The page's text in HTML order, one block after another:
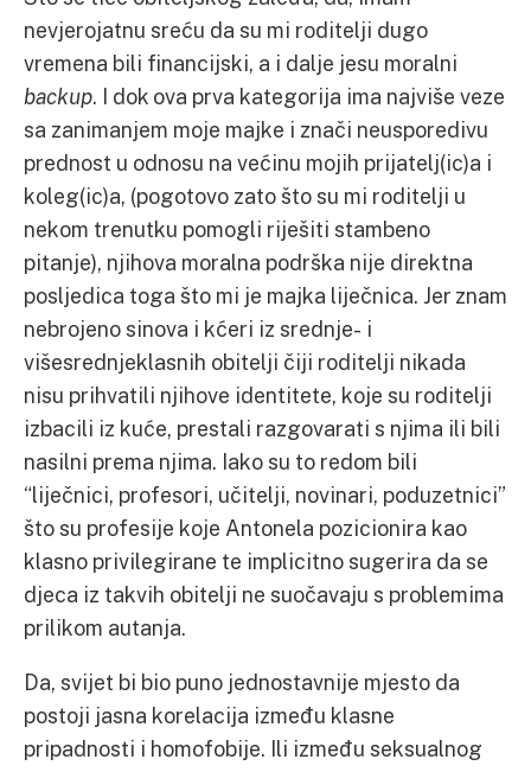
nevjerojatnu sreću da su mi roditelji dugo
vremena bili financijski, a i dalje jesu moralni
backup. I dok ova prva kategorija ima najviše veze
sa zanimanjem moje majke i znači neusporedivu
prednost u odnosu na većinu mojih prijatelj(ic)a i
koleg(ic)a, (pogotovo zato što su mi roditelji u
nekom trenutku pomogli riješiti stambeno
pitanje), njihova moralna podrška nije direktna
posljedica toga što mi je majka liječnica. Jer znam
nebrojeno sinova i kćeri iz srednje- i
višesrednjeklasnih obitelji čiji roditelji nikada
nisu prihvatili njihove identitete, koje su roditelji
izbacili iz kuće, prestali razgovarati s njima ili bili
nasilni prema njima. Iako su to redom bili
“liječnici, profesori, učitelji, novinari, poduzetnici”
što su profesije koje Antonela pozicionira kao
klasno privilegirane te implicitno sugerira da se
djeca iz takvih obitelji ne suočavaju s problemima
prilikom autanja.
Da, svijet bi bio puno jednostavnije mjesto da
postoji jasna korelacija između klasne
pripadnosti i homofobije. Ili između seksualnog